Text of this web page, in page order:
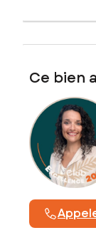
Ce bien